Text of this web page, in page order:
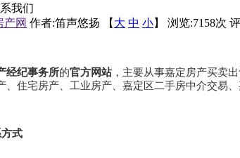
我们
产网 作者:笛声悠扬 【 大 中 小】 浏览:7158次
经纪事务所的官方网站 ，主要从事嘉定房产买卖出
住宅房产、工业房产、嘉定区二手房中介交易
式